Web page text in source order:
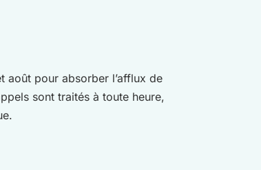
août pour absorber l’afflux de
sont traités à toute heure,